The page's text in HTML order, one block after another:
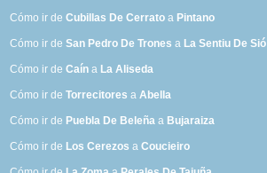
Cómo ir deCubillas De Cerrato a Pintano
Cómo ir deSan Pedro De Trones a La Sentiu De Sió
Cómo ir deCaín a La Aliseda
Cómo ir deTorrecitores aAbella
Cómo ir de Puebla De Beleña a Bujaraiza
Cómo ir de Los Cerezos aCoucieiro